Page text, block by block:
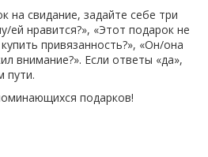
на свидание, задайте себе три
ей нравится?», «Этот подарок не
привязанность?», «Он/она
внимание?». Если ответы «да»,
пути.
подарков!